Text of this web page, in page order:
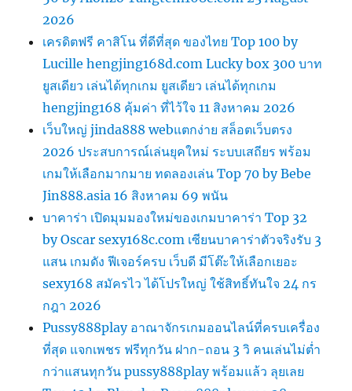
2026
เครดิตฟรี คาสิโน ที่ดีที่สุด ของไทย Top 100 by
Lucille hengjing168d.com Lucky box 300 บาท
ยูสเดียว เล่นได้ทุกเกม ยูสเดียว เล่นได้ทุกเกม
hengjing168 คุ้มค่า ที่ไว้ใจ 11 สิงหาคม 2026
เว็บใหญ่ jinda888 webแตกง่าย สล็อตเว็บตรง
2026 ประสบการณ์เล่นยุคใหม่ ระบบเสถียร พร้อม
เกมให้เลือกมากมาย ทดลองเล่น Top 70 by Bebe
Jin888.asia 16 สิงหาคม 69 พนัน
บาคาร่า เปิดมุมมองใหม่ของเกมบาคาร่า Top 32
by Oscar sexy168c.com เซียนบาคาร่าตัวจริงรับ 3
แสน เกมดัง ฟีเจอร์ครบ เว็บดี มีโต๊ะให้เลือกเยอะ
sexy168 สมัครไว ได้โปรใหญ่ ใช้สิทธิ์ทันใจ 24 กร
กฎา 2026
Pussy888play อาณาจักรเกมออนไลน์ที่ครบเครื่อง
ที่สุด แจกเพชร ฟรีทุกวัน ฝาก-ถอน 3 วิ คนเล่นไม่ต่ำ
กว่าแสนทุกวัน pussy888play พร้อมแล้ว ลุยเลย